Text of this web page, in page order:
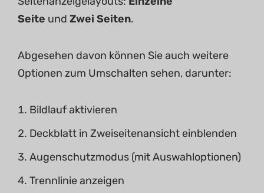
Seite und Zwei Seiten.
Abgesehen davon können Sie auch weitere
Optionen zum Umschalten sehen, darunter:
Bildlauf aktivieren
Deckblatt in Zweiseitenansicht einblenden
Augenschutzmodus (mit Auswahloptionen)
Trennlinie anzeigen